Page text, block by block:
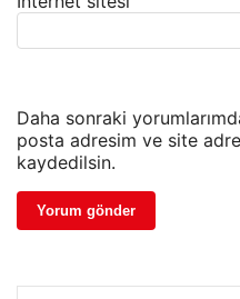
Daha sonraki
posta adresim ve site
kaydedilsin.